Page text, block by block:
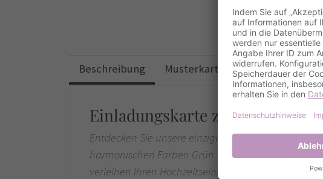
Beschreibung Musterkarten Designservice
Einladungskarte zur Hochzeit
Entdecken Sie unsere einzigartige
harmonischen Farben Grün
verleihen Ihren Hochzeitseinladungen eine